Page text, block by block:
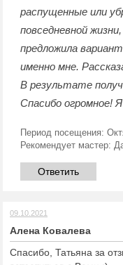
распущенные или
повседневной
предложила
именно мне.
В результате
Спасибо огромное!
Период посещения:
Рекомендует мастер:
Ответить
09.10.2021
Алена Ковалева
Спасибо, Татьяна за